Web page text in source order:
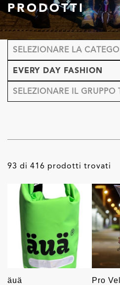
PRODOTTI
SELEZIONARE LA
EVERY DAY FASHION
SELEZIONARE IL GRUPPO
93 di 416 prodotti trovati
äuä Pro